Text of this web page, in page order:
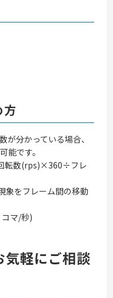
が分かっている場合、
能です。
転数(rps)×360÷フレ
象をフレーム間の移動
マ/秒)
軽にご相談